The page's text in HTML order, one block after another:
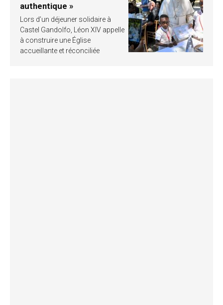
authentique »
Lors d’un déjeuner solidaire à
Castel Gandolfo, Léon XIV appelle
à construire une Église
accueillante et réconciliée